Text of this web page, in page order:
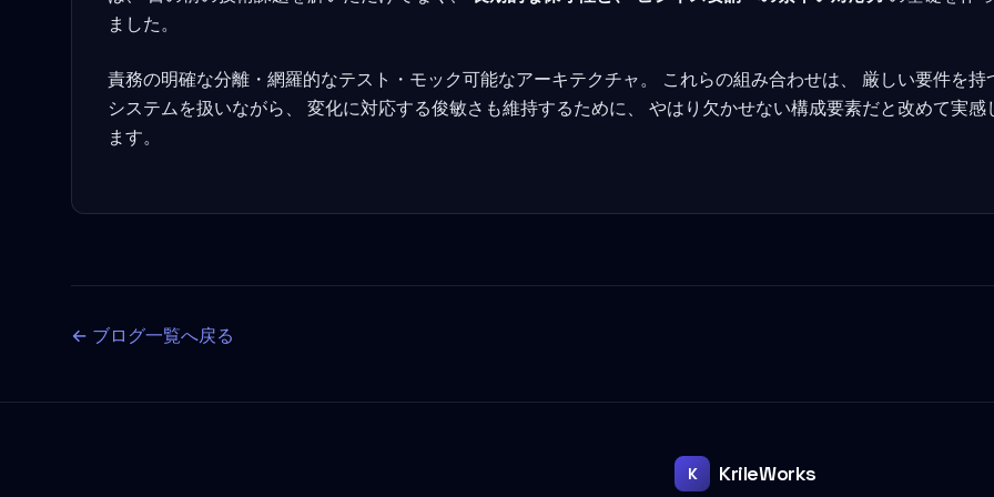
ました。
責務の明確な分離・網羅的なテスト・モック可能なアーキテクチャ。 これらの組み合わせは、 厳しい要件を持
システムを扱いながら、 変化に対応する俊敏さも維持するために、 やはり欠かせない構成要素だと改めて実感
ます。
← ブログ一覧へ戻る
K KrileWorks